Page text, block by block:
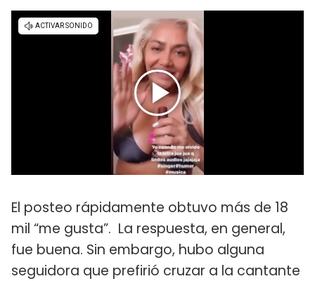
El posteo rápidamente obtuvo más de 18
mil “me gusta”. La respuesta, en general,
fue buena. Sin embargo, hubo alguna
seguidora que prefirió cruzar a la cantante